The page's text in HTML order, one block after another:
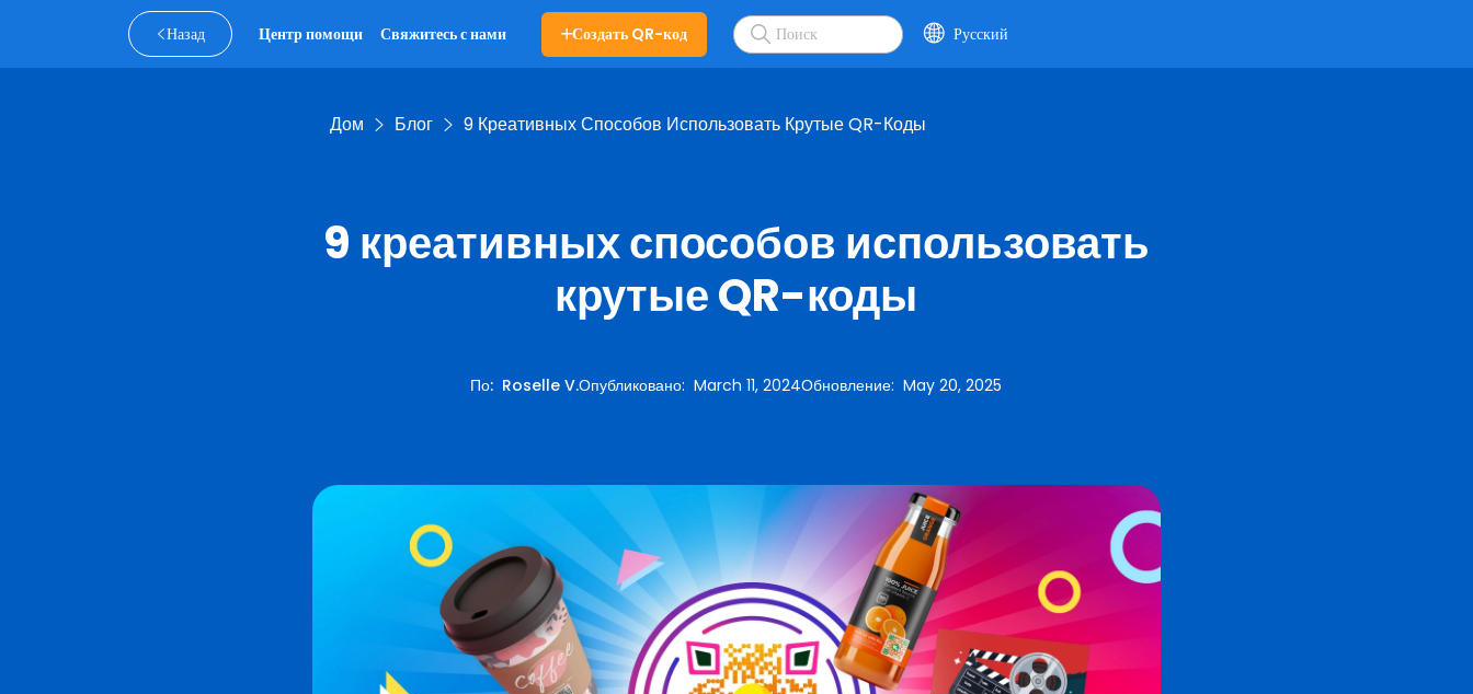
Назад Центр помощи Свяжитесь с нами Создать QR-код Русский
Дом Блог 9 Креативных Способов Использовать Крутые QR-Коды
9 креативных способов использовать
крутые QR-коды
По: Roselle V.Опубликовано:March 11, 2024Обновление:May 20, 2025